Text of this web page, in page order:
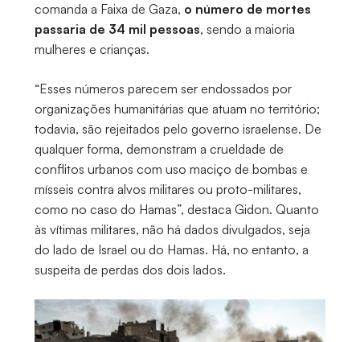
comanda a Faixa de Gaza, o número de mortes
passaria de 34 mil pessoas, sendo a maioria
mulheres e crianças.
“Esses números parecem ser endossados por
organizações humanitárias que atuam no território;
todavia, são rejeitados pelo governo israelense. De
qualquer forma, demonstram a crueldade de
conflitos urbanos com uso maciço de bombas e
mísseis contra alvos militares ou proto-militares,
como no caso do Hamas”, destaca Gidon. Quanto
às vítimas militares, não há dados divulgados, seja
do lado de Israel ou do Hamas. Há, no entanto, a
suspeita de perdas dos dois lados.